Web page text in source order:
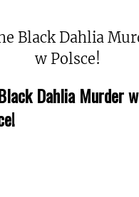
Dahlia Murder w